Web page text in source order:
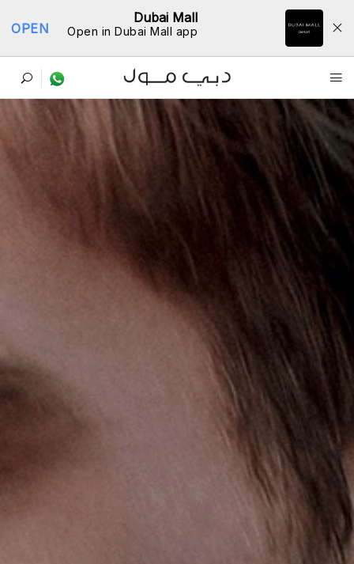
Dubai Mall
Open in Dubai Mall app
OPEN